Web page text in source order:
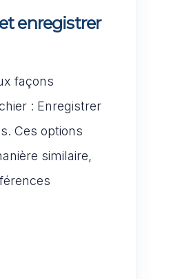
enregistrer
façons
: Enregistrer
Ces options
similaire,